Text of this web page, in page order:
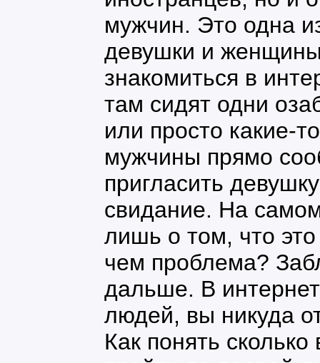
мужчин. Это одна
девушки и
знакомиться в
там сидят одни
или просто какие-
мужчины прямо
пригласить
свидание. На
лишь о том, что
чем проблема?
дальше. В
людей, вы никуда
Как понять